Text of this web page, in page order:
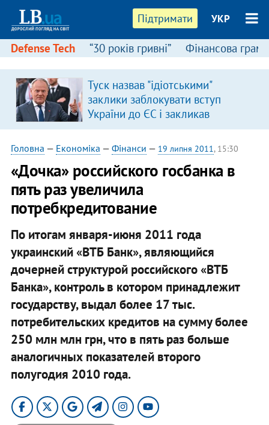
Підтримати УКР
Defense Tech “30 років гривні” Фінансова
Туск назвав "ідіотськими"
заклики заблокувати вступ
України до ЄС і закликав
припинити антиукраїнську
риторику
Головна — Економіка — Фінанси — 19 липня 2011, 15:30
«Дочка» российского госбанка в
пять раз увеличила
потребкредитование
По итогам января-июня 2011 года
украинский «ВТБ Банк», являющийся
дочерней структурой российского «ВТБ
Банка», контроль в котором принадлежит
государству, выдал более 17 тыс.
потребительских кредитов на сумму более
250 млн млн грн, что в пять раз больше
аналогичных показателей второго
полугодия 2010 года.